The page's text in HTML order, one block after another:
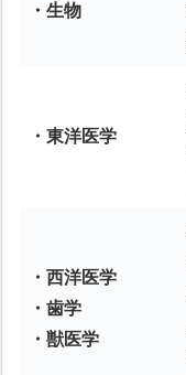
・生物
・東洋医学
・西洋医学
・歯学
・獣医学